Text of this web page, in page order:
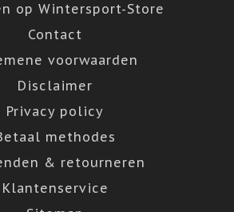
op Wintersport-Store
Contact
voorwaarden
Disclaimer
Privacy policy
methodes
& retourneren
Klantenservice